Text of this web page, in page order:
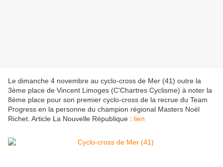
Le dimanche 4 novembre au cyclo-cross de Mer (41) outre la
3ème place de Vincent Limoges (C'Chartres Cyclisme) à noter la
8ème place pour son premier cyclo-cross de la recrue du Team
Progress en la personne du champion régional Masters Noël
Richet. Article La Nouvelle République : lien